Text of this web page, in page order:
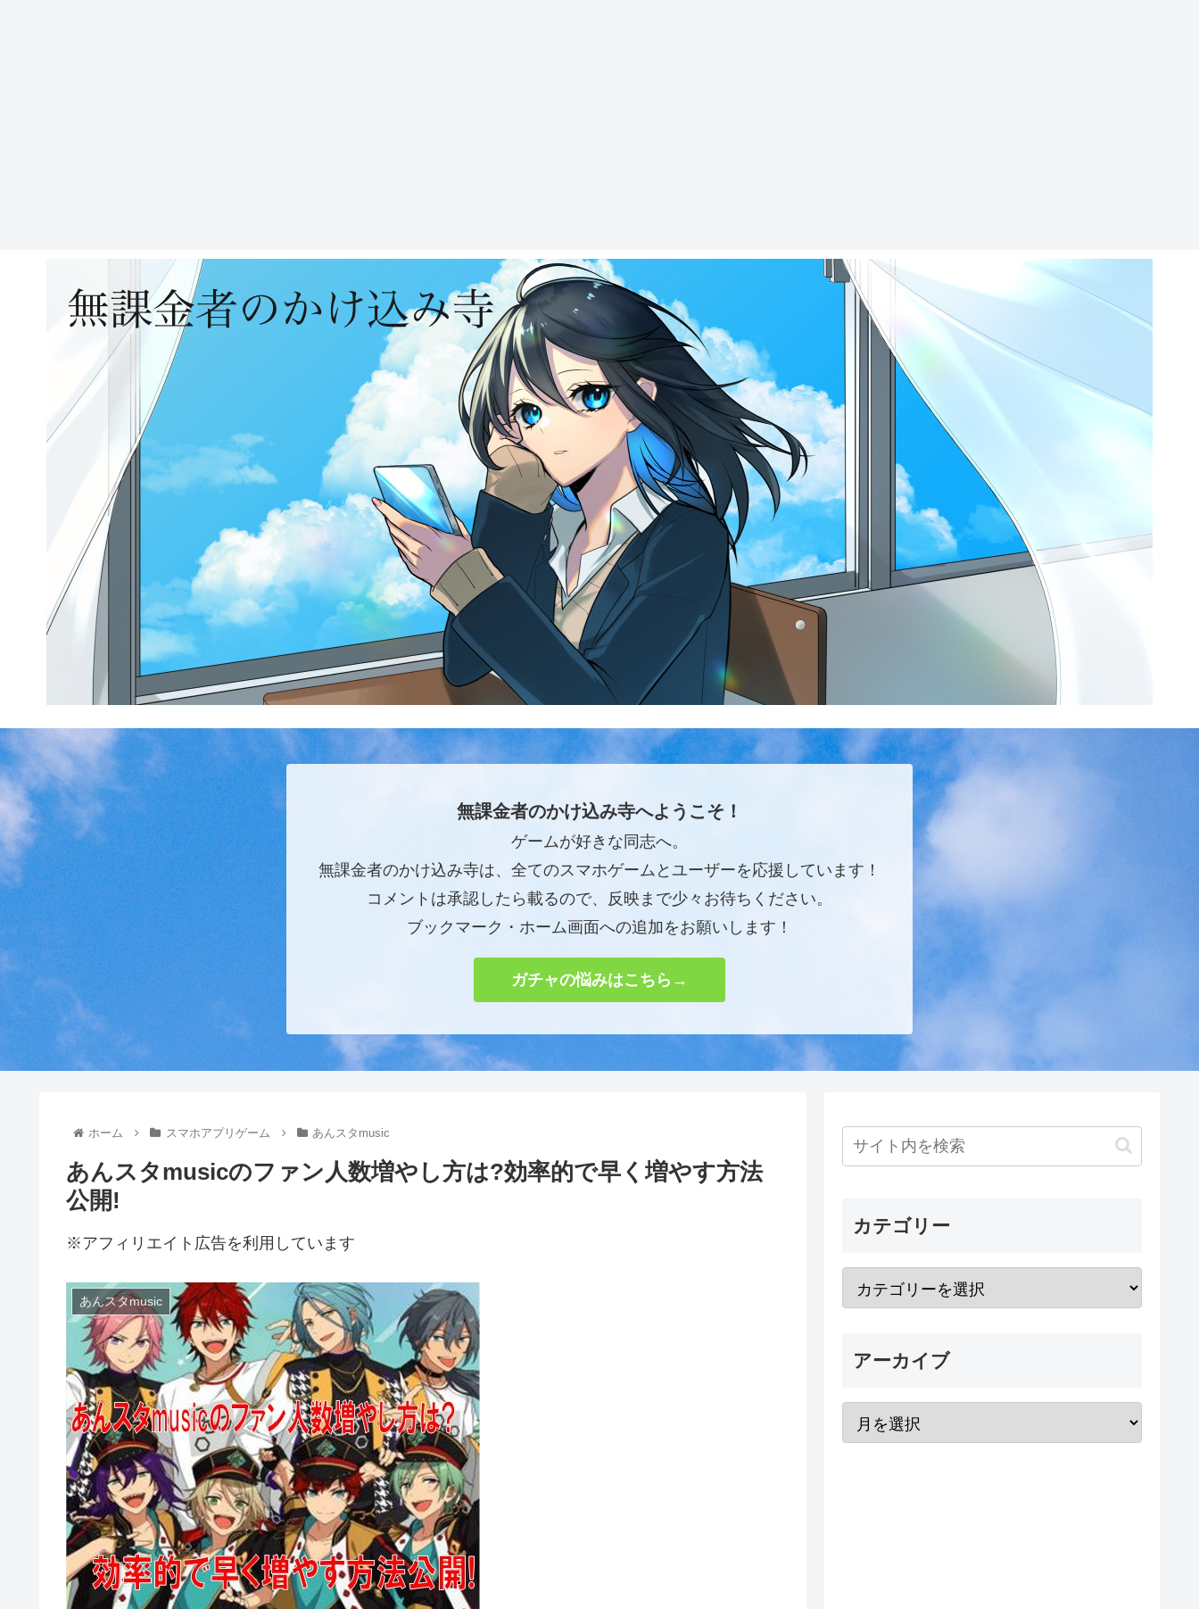
無課金者のかけ込み寺へようこそ！
ゲームが好きな同志へ。
無課金者のかけ込み寺は、全てのスマホゲームとユーザーを応援しています！
コメントは承認したら載るので、反映まで少々お待ちください。
ブックマーク・ホーム画面への追加をお願いします！
ガチャの悩みはこちら→
ホーム スマホアプリゲーム あんスタmusic
あんスタmusicのファン人数増やし方は?効率的で早く増やす方法
公開!
※アフィリエイト広告を利用しています
あんスタmusic
カテゴリー
アーカイブ